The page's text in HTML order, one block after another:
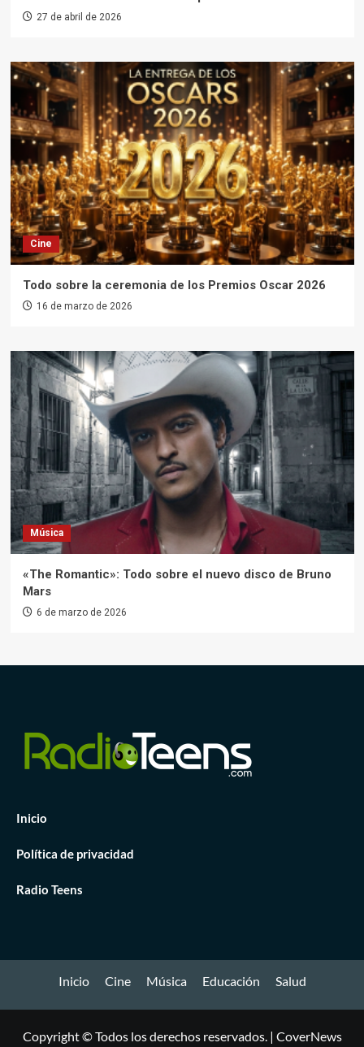
27 de abril de 2026
Cine
Todo sobre la ceremonia de los Premios Oscar 2026
16 de marzo de 2026
Música
«The Romantic»: Todo sobre el nuevo disco de Bruno
Mars
6 de marzo de 2026
Inicio
Política de privacidad
Radio Teens
Inicio Cine Música Educación Salud
Copyright © Todos los derechos reservados. | CoverNews